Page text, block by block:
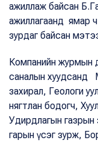
ажиллаж байсан
ажиллагаанд ямар
зурдаг байсан
Компанийн журмын
саналын хуудсанд
захирал, Геологи
нягтлан бодогч,
Удирдлагын газрын
гарын үсэг зурж,